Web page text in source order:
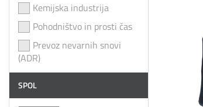
Kemijska industrija
Pohodništvo in prosti čas
Prevoz nevarnih snovi
(ADR)
SPOL